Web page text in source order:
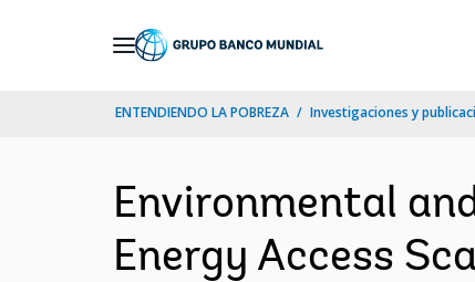
ENTENDIENDO LA POBREZA Investigaciones y
Environmental
Energy Access